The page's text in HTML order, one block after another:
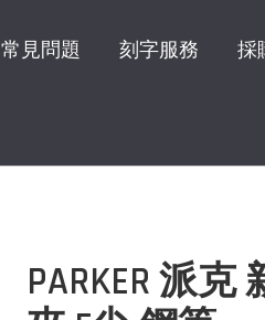
常見問題 刻字服務 採
PARKER 派